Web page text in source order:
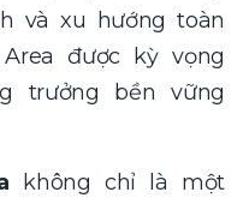
và xu hướng toàn
được kỳ vọng
trưởng bền vững
không chỉ là một